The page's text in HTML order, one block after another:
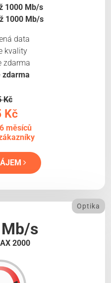
1000 Mb/s
1000 Mb/s
data
kvality
zdarma
zdarma
Kč
Kč
měsíců
s
2000
Optika